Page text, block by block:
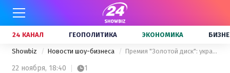
24 КАНАЛ ГЕОПОЛИТИКА ЭКОНОМИКА
Showbiz Новости шоу-бизнеса Премия "Золотой диск": украинская группа "Гайдамаки" одержал победу в Польше
22 ноября, 18:40 1